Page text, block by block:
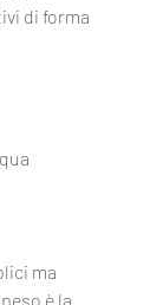
di forma
ma
è la